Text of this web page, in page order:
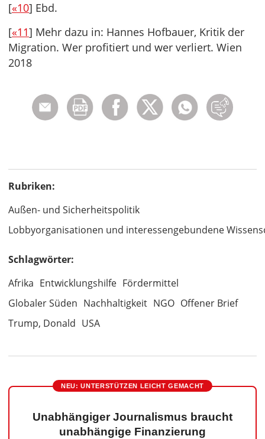
[«10] Ebd.
[«11] Mehr dazu in: Hannes Hofbauer, Kritik der
Migration. Wer profitiert und wer verliert. Wien
2018
Rubriken:
Außen- und Sicherheitspolitik
Lobbyorganisationen und interessengebundene
Schlagwörter:
Afrika Entwicklungshilfe Fördermittel
Globaler Süden Nachhaltigkeit NGO Offener Brief
Trump, Donald USA
NEU: UNTERSTÜTZEN LEICHT GEMACHT
Unabhängiger Journalismus braucht
unabhängige Finanzierung